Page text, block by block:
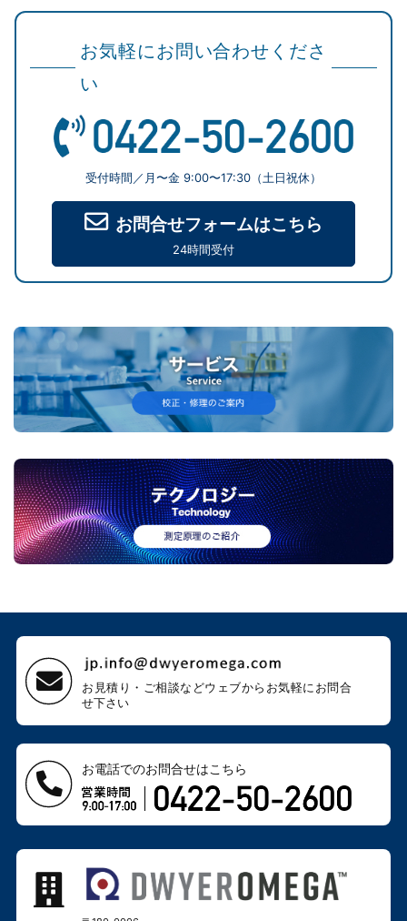
お気軽にお問い合わせくださ
い
受付時間／月〜金 9:00〜17:30（土日祝休）
お問合せフォームはこちら
24時間受付
お見積り・ご相談などウェブから お気軽にお問合
せ下さい
お電話でのお問合せはこちら